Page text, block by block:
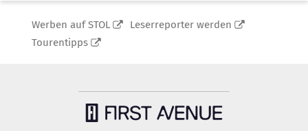
Werben auf STOL
Leserreporter werden
Tourentipps